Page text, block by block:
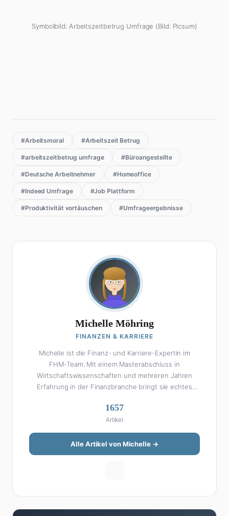
Symbolbild: Arbeitszeitbetrug Umfrage (Bild: Picsum)
#Arbeitsmoral #Arbeitszeit Betrug
#arbeitszeitbetrug umfrage #Büroangestellte
#Deutsche Arbeitnehmer #Homeoffice
#Indeed Umfrage #Job Plattform
#Produktivität vortäuschen #Umfrageergebnisse
Michelle Möhring
FINANZEN & KARRIERE
Michelle ist die Finanz- und Karriere-Expertin im
FHM-Team. Mit einem Masterabschluss in
Wirtschaftswissenschaften und mehreren Jahren
Erfahrung in der Finanzbranche bringt sie echtes
Michelle klingt Altersvorsorge nicht wie eine
Steuererklärung. Ihre Stärke liegt darin, komplexe
Finanzthemen so aufzubereiten, dass sie jeder
versteht – ohne Fachchinesisch, dafür mit konkreten
Tipps zum Umsetzen. Von ETF-Strategien über
Privatleben unter einen Hut bekommt. Privat ist sie
1657
Artikel
Alle Artikel von Michelle →